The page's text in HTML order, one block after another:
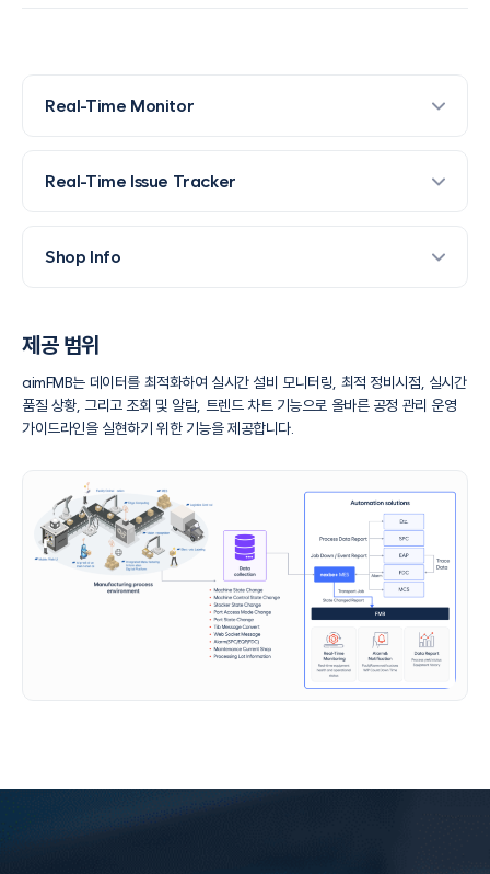
Real-Time Monitor
Real-Time Issue Tracker
Shop Info
제공 범위
aimFMB는 데이터를 최적화하여 실시간 설비 모니터링, 최적 정비시점, 실시간
품질 상황, 그리고 조회 및 알람, 트렌드 차트 기능으로 올바른 공정 관리 운영
가이드라인을 실현하기 위한 기능을 제공합니다.